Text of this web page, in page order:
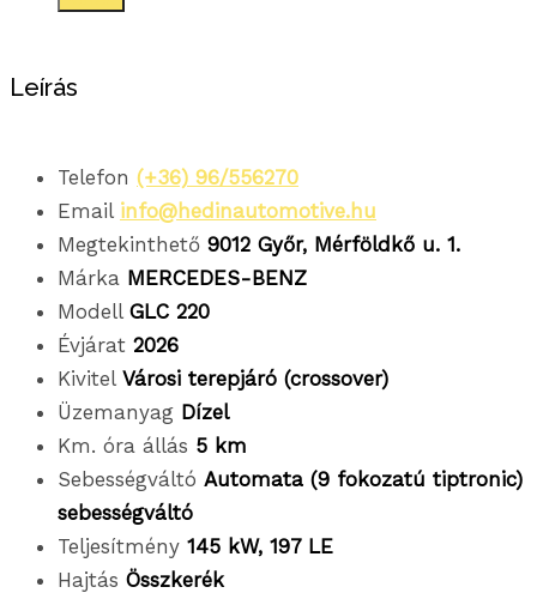
Leírás
Telefon (+36) 96/556270
Email info@hedinautomotive.hu
Megtekinthető 9012 Győr, Mérföldkő u. 1.
Márka MERCEDES-BENZ
Modell GLC 220
Évjárat 2026
Kivitel Városi terepjáró (crossover)
Üzemanyag Dízel
Km. óra állás 5 km
Sebességváltó Automata (9 fokozatú tiptronic)
sebességváltó
Teljesítmény 145 kW, 197 LE
Hajtás Összkerék